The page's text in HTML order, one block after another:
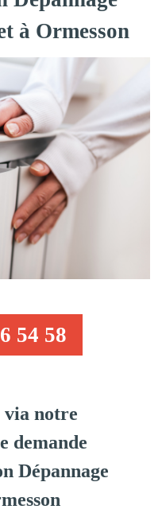
à Ormesson
54 58
via notre
demande
Dépannage